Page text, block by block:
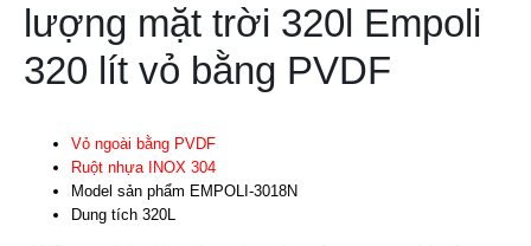
lượng mặt trời 320l Empoli
320 lít vỏ bằng PVDF
Vỏ ngoài bằng PVDF
Ruột nhựa INOX 304
Model sản phẩm EMPOLI-3018N
Dung tích 320L